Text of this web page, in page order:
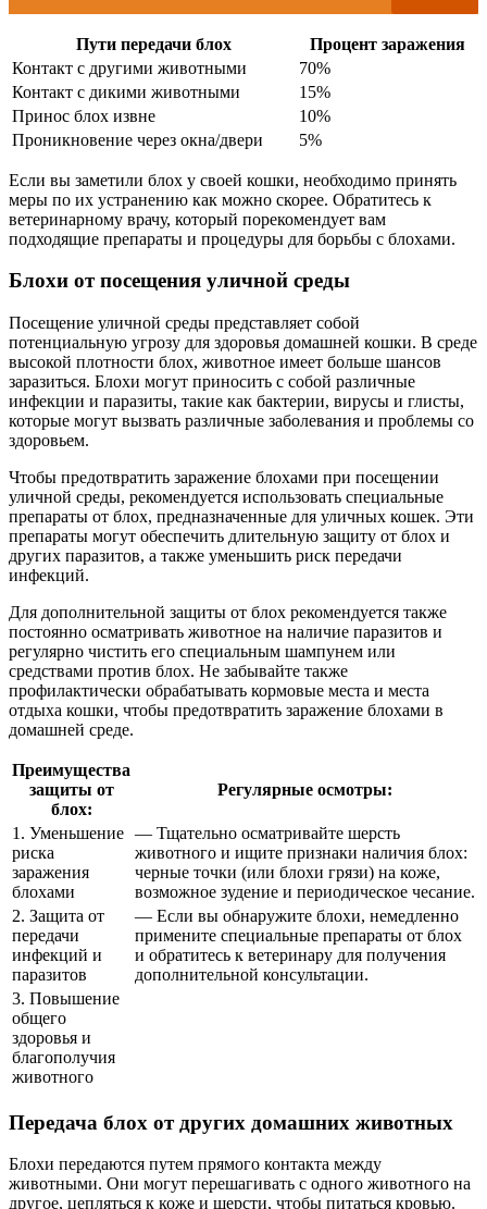
Пути передачи блох
Процент заражения
Контакт с другими животными
70%
Контакт с дикими животными
15%
Принос блох извне
10%
Проникновение через окна/двери
5%
Если вы заметили блох у своей кошки, необходимо принять
меры по их устранению как можно скорее. Обратитесь к
ветеринарному врачу, который порекомендует вам
подходящие препараты и процедуры для борьбы с блохами.
Блохи от посещения уличной среды
Посещение уличной среды представляет собой
потенциальную угрозу для здоровья домашней кошки. В среде
высокой плотности блох, животное имеет больше шансов
заразиться. Блохи могут приносить с собой различные
инфекции и паразиты, такие как бактерии, вирусы и глисты,
которые могут вызвать различные заболевания и проблемы со
здоровьем.
Чтобы предотвратить заражение блохами при посещении
уличной среды, рекомендуется использовать специальные
препараты от блох, предназначенные для уличных кошек. Эти
препараты могут обеспечить длительную защиту от блох и
других паразитов, а также уменьшить риск передачи
инфекций.
Для дополнительной защиты от блох рекомендуется также
постоянно осматривать животное на наличие паразитов и
регулярно чистить его специальным шампунем или
средствами против блох. Не забывайте также
профилактически обрабатывать кормовые места и места
отдыха кошки, чтобы предотвратить заражение блохами в
домашней среде.
Преимущества
защиты от
блох:
Регулярные осмотры:
1. Уменьшение
риска
заражения
блохами
— Тщательно осматривайте шерсть
животного и ищите признаки наличия блох:
черные точки (или блохи грязи) на коже,
возможное зудение и периодическое чесание.
2. Защита от
передачи
инфекций и
паразитов
— Если вы обнаружите блохи, немедленно
примените специальные препараты от блох
и обратитесь к ветеринару для получения
дополнительной консультации.
3. Повышение
общего
здоровья и
благополучия
животного
Передача блох от других домашних животных
Блохи передаются путем прямого контакта между
животными. Они могут перешагивать с одного животного на
другое, цепляться к коже и шерсти, чтобы питаться кровью.